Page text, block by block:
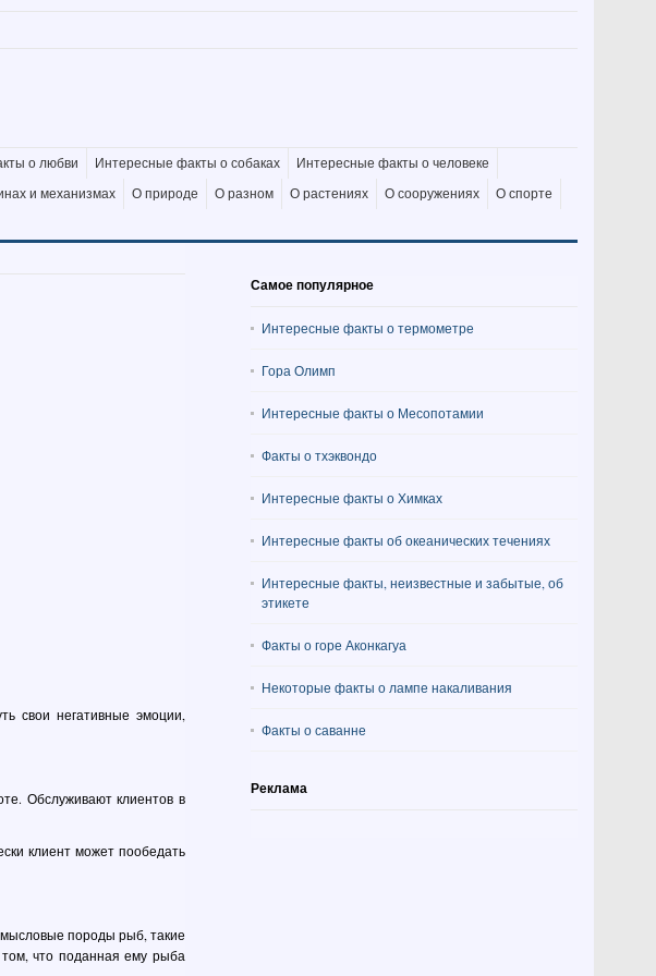
о любви Интересные факты о собаках
Интересные факты о человеке
и механизмах О природе О разном О растениях О сооружениях
О спорте
свои негативные эмоции,
Обслуживают клиентов в
клиент может пообедать
породы рыб, такие
что поданная ему рыба
Самое популярное
Интересные факты о термометре
Гора Олимп
Интересные факты о Месопотамии
Факты о тхэквондо
Интересные факты о Химках
Интересные факты об океанических течениях
Интересные факты, неизвестные и забытые, об
этикете
Факты о горе Аконкагуа
Некоторые факты о лампе накаливания
Факты о саванне
Реклама